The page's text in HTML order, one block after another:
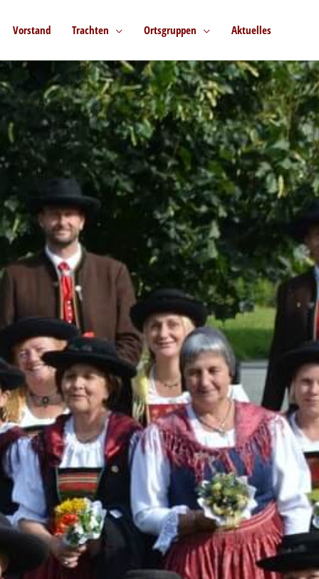
Vorstand Trachten Ortsgruppen Aktuelles